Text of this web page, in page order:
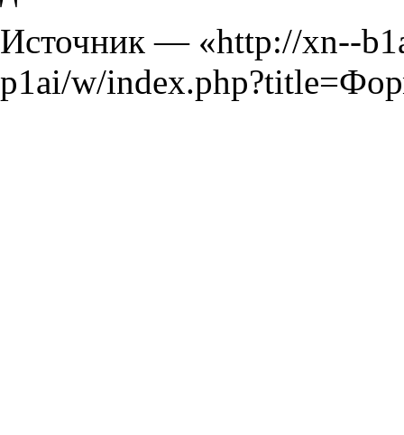
Источник — «http://xn--
p1ai/w/